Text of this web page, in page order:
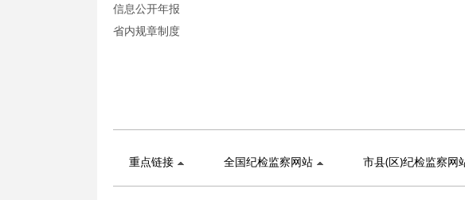
信息公开年报
省内规章制度
重点链接 全国纪检监察网站 市县(区)纪检监察网